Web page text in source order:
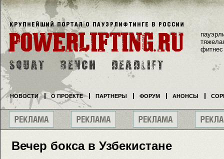
Вечер бокса в Узбекистане
фитнес
НОВОСТИ О ПРОЕКТЕ ПАРТНЕРЫ ФОРУМ АНОНСЫ